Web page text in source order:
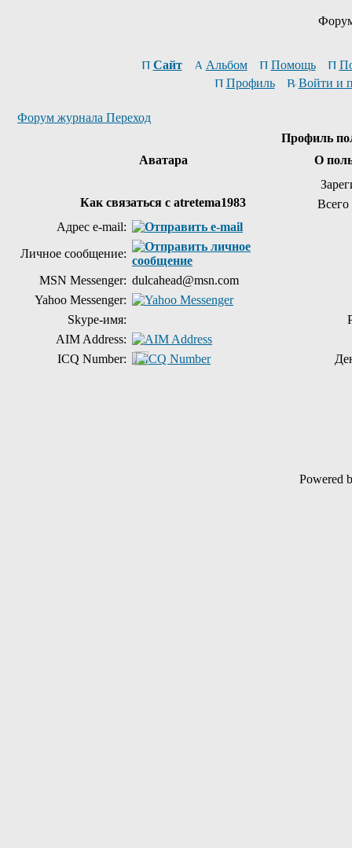
Сайт Альбом Помощь
Профиль
Войти и
Форум журнала Переход
Профиль
Аватара
О
Как связаться с atretema1983
Адрес e-mail:
Личное сообщение:
MSN Messenger: dulcahead@msn.com
Yahoo Messenger:
Skype-имя:
AIM Address:
ICQ Number:
Powered